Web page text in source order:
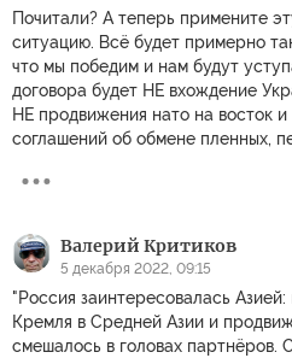
Почитали? А теперь примените
ситуацию. Всё будет примерно
что мы победим и нам будут
договора будет НЕ вхождение
НЕ продвижения нато на восток
соглашений об обмене пленных,
Валерий Критиков
5 декабря 2022, 09:15
"Россия заинтересовалась
Кремля в Средней Азии и
смешалось в головах партнёров.